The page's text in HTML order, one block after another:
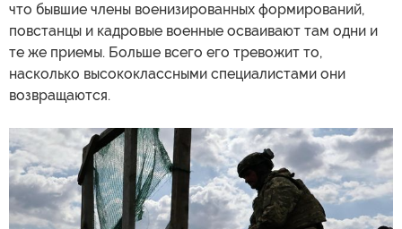
что бывшие члены военизированных формирований,
повстанцы и кадровые военные осваивают там одни и
те же приемы. Больше всего его тревожит то,
насколько высококлассными специалистами они
возвращаются.